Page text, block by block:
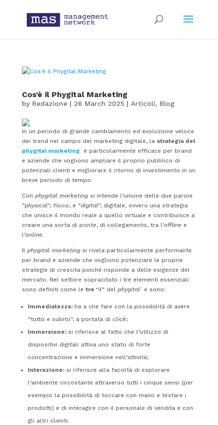
Cos’è il Phygital Marketing
by Redazione| 26 March 2025| Articoli, Blog
In un periodo di grande cambiamento ed evoluzione veloce
dei trend nel campo del marketing digitale, la strategia del
phygital marketing è particolarmente efficace per brand
e aziende che vogliono ampliare il proprio pubblico di
potenziali clienti e migliorare il ritorno di investimento in un
breve periodo di tempo.
Con phygital marketingsi intende l’unione delle due parole
“physical”, fisico, e “digital”, digitale, ovvero una strategia
che unisce il mondo reale a quello virtuale e contribuisce a
creare una sorta di ponte, di collegamento, tra l’offlinee
l’online.
Il phygital marketingsi rivela particolarmente performante
per brand e aziende che vogliono potenziare le proprie
strategie di crescita poiché risponde a delle esigenze del
mercato. Nel settore sopracitato i tre elementi essenziali
sono definiti come le tre “i” del phygital e sono:
Immediatezza: ha a che fare con la possibilità di avere
“tutto e subito”, a portata di click;
Immersione: si riferisce al fatto che l’utilizzo di
dispositivi digitali attiva uno stato di forte
concentrazione e immersione nell’attività;
Interazione: si riferisce alla facoltà di esplorare
l’ambiente circostante attraverso tutti i cinque sensi (per
esempio la possibilità di toccare con mano e testare i
prodotti) e di interagire con il personale di vendita e con
gli altri clienti.